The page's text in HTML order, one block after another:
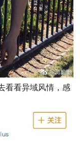
看看异域风情，感